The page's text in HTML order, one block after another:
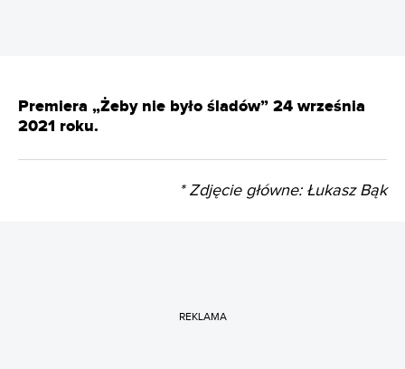
Premiera „Żeby nie było śladów” 24 września
2021 roku.
* Zdjęcie główne: Łukasz Bąk
REKLAMA